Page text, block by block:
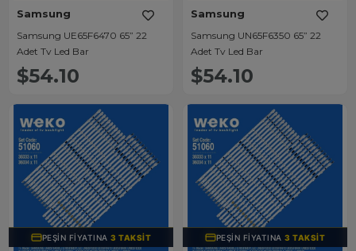
Samsung
Samsung UE65F6470 65” 22
Adet Tv Led Bar
$54.10
Samsung
Samsung UN65F6350 65” 22
Adet Tv Led Bar
$54.10
PEŞIN FIYATINA3 TAKSIT PEŞIN FIYATINA3 TAKSIT